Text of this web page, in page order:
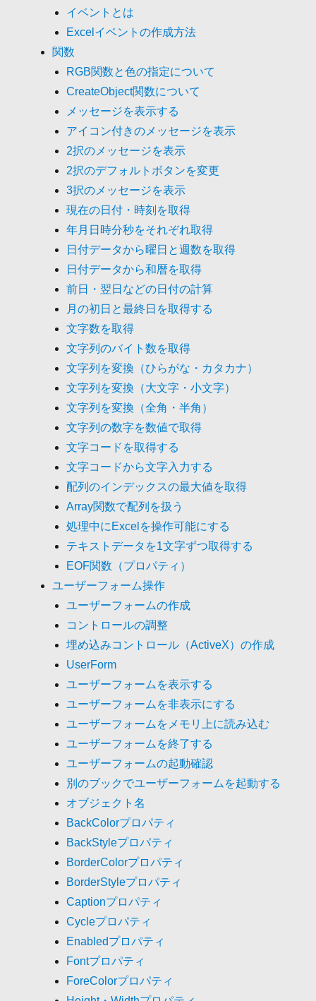
イベントとは
Excelイベントの作成方法
関数
RGB関数と色の指定について
CreateObject関数について
メッセージを表示する
アイコン付きのメッセージを表示
2択のメッセージを表示
2択のデフォルトボタンを変更
3択のメッセージを表示
現在の日付・時刻を取得
年月日時分秒をそれぞれ取得
日付データから曜日と週数を取得
日付データから和暦を取得
前日・翌日などの日付の計算
月の初日と最終日を取得する
文字数を取得
文字列のバイト数を取得
文字列を変換（ひらがな・カタカナ）
文字列を変換（大文字・小文字）
文字列を変換（全角・半角）
文字列の数字を数値で取得
文字コードを取得する
文字コードから文字入力する
配列のインデックスの最大値を取得
Array関数で配列を扱う
処理中にExcelを操作可能にする
テキストデータを1文字ずつ取得する
EOF関数（プロパティ）
ユーザーフォーム操作
ユーザーフォームの作成
コントロールの調整
埋め込みコントロール（ActiveX）の作成
UserForm
ユーザーフォームを表示する
ユーザーフォームを非表示にする
ユーザーフォームをメモリ上に読み込む
ユーザーフォームを終了する
ユーザーフォームの起動確認
別のブックでユーザーフォームを起動する
オブジェクト名
BackColorプロパティ
BackStyleプロパティ
BorderColorプロパティ
BorderStyleプロパティ
Captionプロパティ
Cycleプロパティ
Enabledプロパティ
Fontプロパティ
ForeColorプロパティ